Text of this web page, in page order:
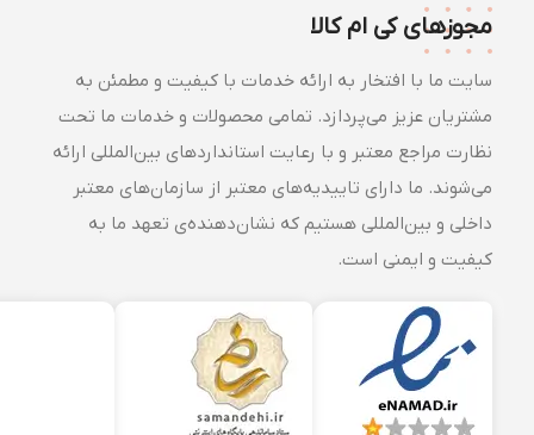
مجوزهای کی ام کالا
سایت ما با افتخار به ارائه خدمات با کیفیت و مطمئن به
مشتریان عزیز می‌پردازد. تمامی محصولات و خدمات ما تحت
نظارت مراجع معتبر و با رعایت استانداردهای بین‌المللی ارائه
می‌شوند. ما دارای تاییدیه‌های معتبر از سازمان‌های معتبر
داخلی و بین‌المللی هستیم که نشان‌دهنده‌ی تعهد ما به
کیفیت و ایمنی است.